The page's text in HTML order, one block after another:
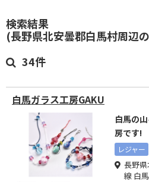
検索結果
(長野県北安曇郡白馬村周辺
34件
白馬ガラス工房GAKU
白馬の
房です!
レジャー
長野
線 白